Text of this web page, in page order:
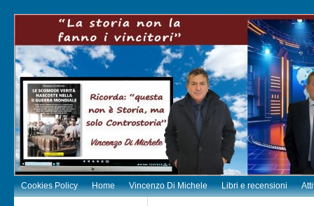
Cookies Policy Home Vincenzo Di Michele Libri e recensioni